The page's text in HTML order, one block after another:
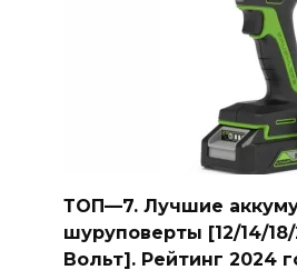
ТОП—7. Лучшие
шуруповерты [12/14/
Вольт]. Рейтинг 2024